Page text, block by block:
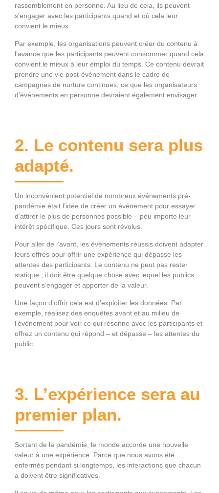
rassemblement en personne. Au lieu de cela, ils peuvent
s’engager avec les participants quand et où cela leur
convient le mieux.
Par exemple, les organisations peuvent créer du contenu à
l’avance que les participants peuvent consommer quand cela
convient le mieux à leur emploi du temps. Ce contenu devrait
prendre une vie post-événement dans le cadre de
campagnes de nurture continues, ce que les organisateurs
d’événements en personne devraient également envisager.
2. Le contenu sera plus
adapté.
Un inconvénient potentiel de nombreux événements pré-
pandémie était l’idée de créer un événement pour essayer
d’attirer le plus de personnes possible – peu importe leur
intérêt spécifique. Ces jours sont révolus.
Pour aller de l’avant, les événements réussis doivent adapter
leurs offres pour offrir une expérience qui dépasse les
attentes des participants. Le contenu ne peut pas rester
statique ; il doit être quelque chose avec lequel les publics
peuvent s’engager et apporter de la valeur.
Une façon d’offrir cela est d’exploiter les données. Par
exemple, réalisez des enquêtes avant et au milieu de
l’événement pour voir ce qui résonne avec les participants et
offrez un contenu qui répond – et dépasse – les attentes du
public.
3. L’expérience sera au
premier plan.
Sortant de la pandémie, le monde accorde une nouvelle
valeur à une expérience. Parce que nous avons été
enfermés pendant si longtemps, les interactions que chacun
a doivent être significatives.